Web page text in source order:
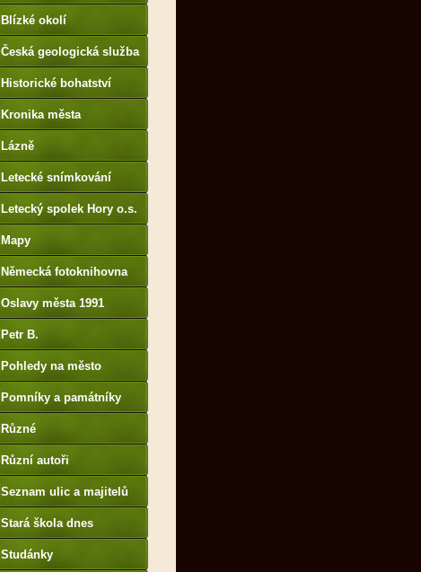
http://www.gda.bayern.de
Blízké okolí
Česká geologická služba
Historické bohatství
Kronika města
http://www.portafontium.
Lázně
Letecké snímkování
Letecký spolek Hory o.s.
Mapy
Německá fotoknihovna
http://www.deutschefotot
hek.de
Oslavy města 1991
Petr B.
(PB14.zonerama.com,
takatiky.rajce.idnes.cz)
Pohledy na město
Pomníky a památníky
Různé
Různí autoři
Seznam ulic a majitelů
Stará škola dnes
Studánky